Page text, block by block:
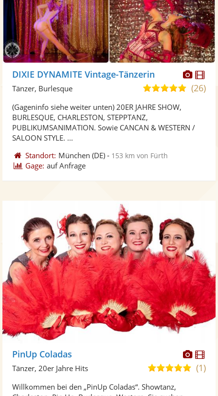
DIXIE DYNAMITE Vintage-Tänzerin
5,0
Sternen
(26)
Tänzer, Burlesque
(Gageninfo siehe weiter unten) 20ER JAHRE SHOW,
BURLESQUE, CHARLESTON, STEPPTANZ,
PUBLIKUMSANIMATION. Sowie CANCAN & WESTERN /
SALOON STYLE. ...
Standort: München (DE) - 153 km von Fürth
Gage: auf Anfrage
PinUp Coladas
5,0(1)
Tänzer, 20er Jahre Hits
Willkommen bei den „PinUp Coladas“. Showtanz,